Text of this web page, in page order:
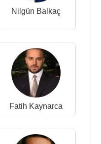
Nilgün Balkaç
Fatih Kaynarca